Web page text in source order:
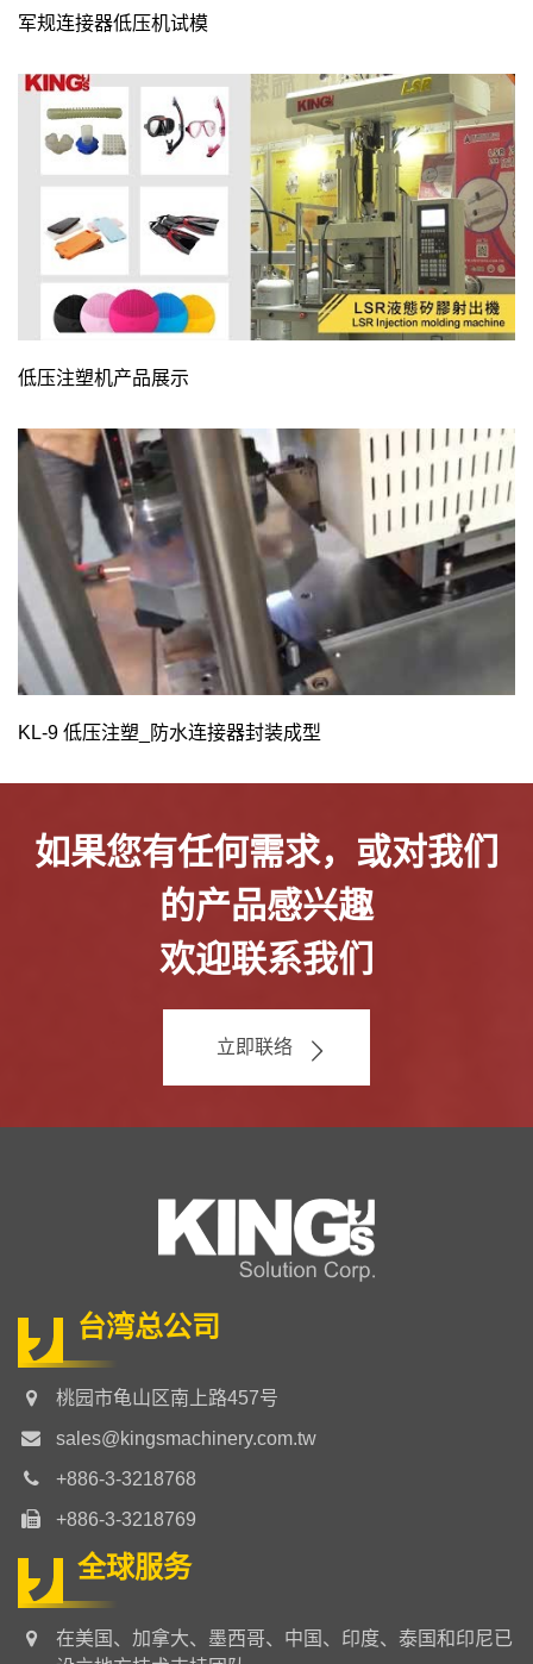
军规连接器低压机试模
低压注塑机产品展示
KL-9 低压注塑_防水连接器封装成型
如果您有任何需求，或对我们
的产品感兴趣
欢迎联系我们
立即联络
台湾总公司
桃园市龟山区南上路457号
sales@kingsmachinery.com.tw
+886-3-3218768
+886-3-3218769
全球服务
在美国、加拿大、墨西哥、中国、印度、泰国和印尼已